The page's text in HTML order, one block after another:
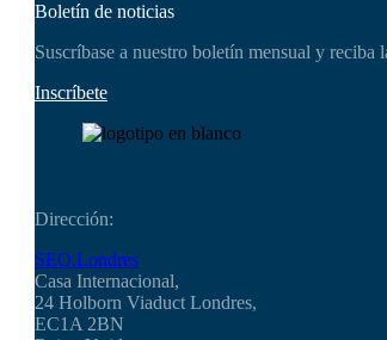
Boletín de noticias
Suscríbase a nuestro boletín mensual y
Inscríbete
Dirección:
SEO.Londres
Casa Internacional,
24 Holborn Viaduct Londres,
EC1A 2BN